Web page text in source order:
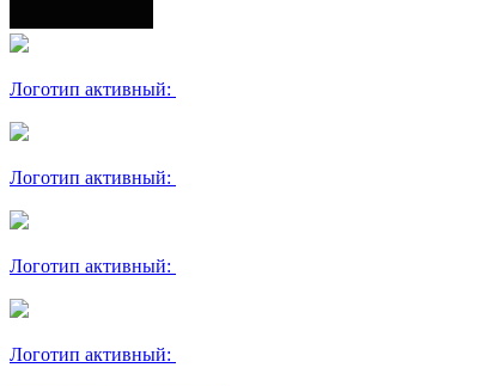
Логотип активный:
Логотип активный:
Логотип активный:
Логотип активный: